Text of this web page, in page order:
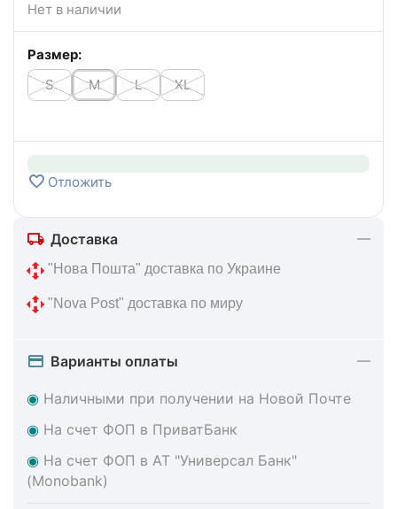
Нет в наличии
Размер:
S
M L XL
Отложить
Доставка
"Нова Пошта" доставка по Украине
"Nova Post" доставка по миру
Варианты оплаты
◉ Наличными при получении на Новой Почте
◉ На счет ФОП в ПриватБанк
◉ На счет ФОП в АТ "Универсал Банк"
(Monobank)